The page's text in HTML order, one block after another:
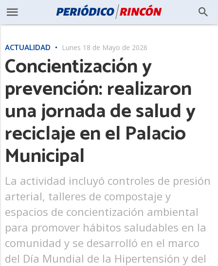
ACTUALIDAD Lunes 18 de Mayo de 2026
Concientización y
prevención: realizaron
una jornada de salud y
reciclaje en el Palacio
Municipal
La actividad incluyó controles de presión
arterial, talleres de compostaje y
espacios de concientización ambiental
para promover hábitos saludables en la
comunidad y se desarrolló en el marco
del Día Mundial de la Hipertensión y del